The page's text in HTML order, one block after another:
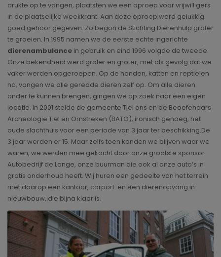
drukte op te vangen, plaatsten we een oproep voor vrijwilligers
in de plaatselijke weekkrant. Aan deze oproep werd gelukkig
goed gehoor gegeven. Zo begon de Stichting Dierenhulp groter
te groeien. In 1995 namen we de eerste echte ingerichte
dierenambulance in gebruik en eind 1996 volgde de tweede.
Onze bekendheid werd groter en groter, met als gevolg dat we
vaker werden opgeroepen. Op de honden, katten en reptielen
na, vangen we alle geredde dieren zelf op. Om alle dieren
onder te kunnen brengen, gingen we op zoek naar een eigen
locatie. In 2001 stelde de gemeente Tiel ons en de Beoefenaars
Archeologie Tiel en Omstreken (BATO), ironisch genoeg, het
oude slachthuis voor een periode van 3 jaar ter beschikking.De
3 jaar werden er 15. Maar zelfs toen konden we blijven waar we
waren, we werden mee gekocht door onze grootste sponsor
Autobedrijf de Lange, onze buurman die ook al onze auto’s in
gratis onderhoud heeft. Wij huren een gedeelte van het terrein
met daarop een kantoor, carport en een dierenopvang in
nieuwbouw, die bijna klaar is.